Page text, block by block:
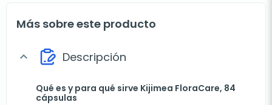
Más sobre este producto
expand_more Descripción
Qué es y para qué sirve Kijimea FloraCare, 84
cápsulas